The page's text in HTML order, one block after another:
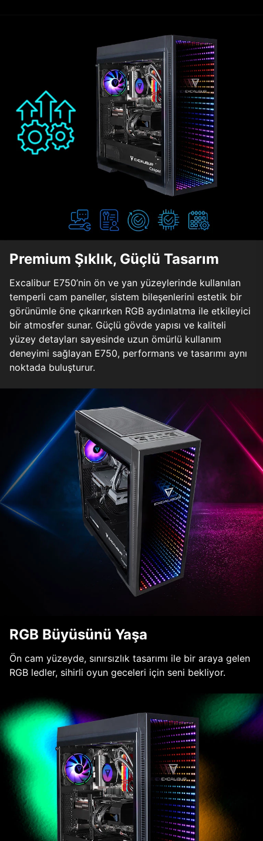
Premium Şıklık, Güçlü Tasarım
Excalibur E750’nin ön ve yan yüzeylerinde kullanılan
temperli cam paneller, sistem bileşenlerini estetik bir
görünümle öne çıkarırken RGB aydınlatma ile etkileyici
bir atmosfer sunar. Güçlü gövde yapısı ve kaliteli
yüzey detayları sayesinde uzun ömürlü kullanım
deneyimi sağlayan E750, performans ve tasarımı aynı
noktada buluşturur.
RGB Büyüsünü Yaşa
Ön cam yüzeyde, sınırsızlık tasarımı ile bir araya gelen
RGB ledler, sihirli oyun geceleri için seni bekliyor.